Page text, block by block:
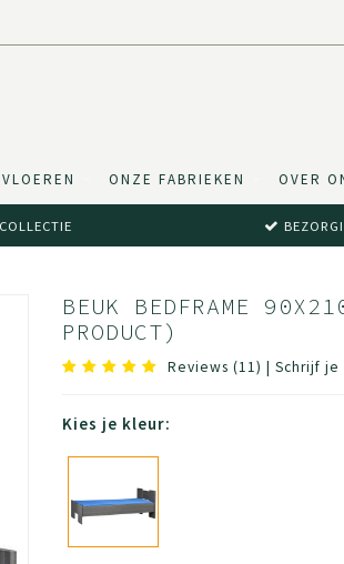
VLOEREN ONZE FABRIEKEN OVER
BEUK BEDFRAME
PRODUCT)
Reviews (11) | Schrijf
Kies je kleur: